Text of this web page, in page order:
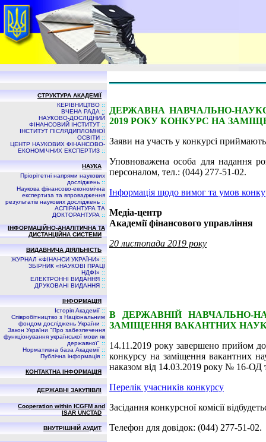
СТРУКТУРА АКАДЕМІЇ
КЕРІВНИЦТВО ::
ВЧЕНА РАДА ::
НАУКОВО-ДОСЛІДНИЙ
ФІНАНСОВИЙ ІНСТИТУТ ::
ІНСТИТУТ ПІСЛЯДИПЛОМНОЇ
ОСВІТИ ::
ЦЕНТР НАУКОВИХ ФІНАНСОВО-
ЕКОНОМІЧНИХ ЕКСПЕРТИЗ ::
НАУКА
Пріорітетні напрями наукових
досліджень ::
Наукова фінансово-економічна
експертиза та впровадження
результатів наукових досліджень ::
АСПIРАНТУРА ТА
ДОКТОРАНТУРА ::
ІНФОРМАЦІЙНО-АНАЛІТИЧНА ТА
ДИСТАНЦІЙНА СИСТЕМИ
ВИДАВНИЧА ДIЯЛЬНIСТЬ
ЖУРНАЛ «ФІНАНСИ УКРАЇНИ» ::
ЗБIРНИК «НАУКОВI ПРАЦI
НДФI» ::
ЕЛЕКТРОННІ ВИДАННЯ ::
ДРУКОВАНІ ВИДАННЯ ::
ІНФОРМАЦІЯ
Історія Академії ::
Співробітництво з Національним
фондом досліджень України ::
Закон України "Про забезпечення
функціонування української мови як
державної" ::
Нормативна база Академії ::
Публічна інформація ::
КОНТАКТНА ІНФОРМАЦІЯ
ДЕРЖАВНІ ЗАКУПІВЛІ
Cooperation within ICGFM and
ISAR UNCTAD
ВНУТРІШНІЙ АУДИТ
ДЕРЖАВНА НАВЧАЛЬНО-
2019 РОКУ КОНКУРС НА
Заяви на участь у конкурсі
Уповноважена особа для надання
персоналом, тел.: (044) 277-51-02.
Інформація щодо вимог та умов
Медіа-центр
Академії фінансового управління
20 листопада 2019 року
В ДЕРЖАВНІЙ НАВЧАЛЬНО-
ЗАМІЩЕННЯ ВАКАНТНИХ
14.11.2019 року завершено прийом
конкурсу на заміщення вакантних
наказом від 14.03.2019 року № 16-
Перелік учасників конкурсу
Засідання конкурсної комісії
Телефон для довідок: (044) 277-51-02.